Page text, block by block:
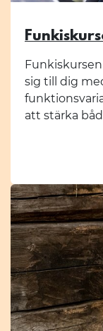
sig till dig
att stärka